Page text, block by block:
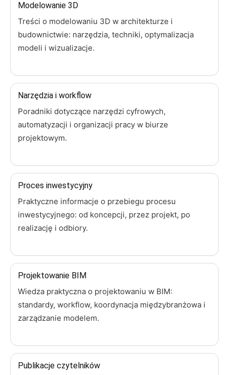
Modelowanie 3D
Treści o modelowaniu 3D w architekturze i
budownictwie: narzędzia, techniki, optymalizacja
modeli i wizualizacje.
Narzędzia i workflow
Poradniki dotyczące narzędzi cyfrowych,
automatyzacji i organizacji pracy w biurze
projektowym.
Proces inwestycyjny
Praktyczne informacje o przebiegu procesu
inwestycyjnego: od koncepcji, przez projekt, po
realizację i odbiory.
Projektowanie BIM
Wiedza praktyczna o projektowaniu w BIM:
standardy, workflow, koordynacja międzybranżowa i
zarządzanie modelem.
Publikacje czytelników